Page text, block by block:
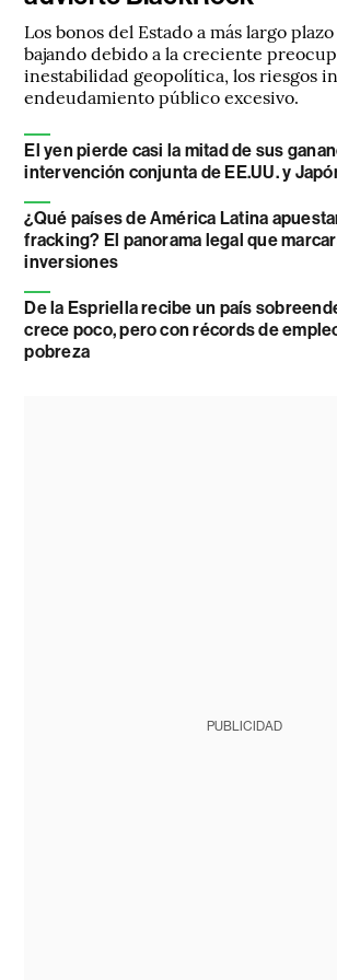
Los bonos del Estado a más largo
bajando debido a la creciente
inestabilidad geopolítica, los riesgos
endeudamiento público excesivo.
El yen pierde casi la mitad de sus
intervención conjunta de EE.UU. y
¿Qué países de América Latina
fracking? El panorama legal que
inversiones
De la Espriella recibe un país
crece poco, pero con récords de
pobreza
PUBLICIDAD